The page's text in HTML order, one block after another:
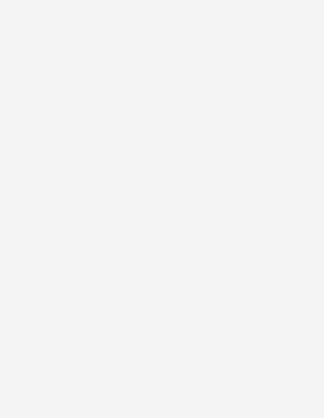
kostet rund 10 000 Euro.
Bundes reduziert sich diese Summe auf
durch die Solaranlage beträgt rund 20 %.
eines unsanierten Einfamilienhauses von
also 6000 kWh oder 420 Euro nach
Die Amortisationszeit läge bei 14
verkürzt sich dieser Zeitraum.
ergibt sich ein Mehrwert. Denn das
möglicher Wartungsvertrag fallen
einem reinen Kesseltausch. Dennoch sind
und manch Hauseigentümer schreckt
die erwähnten Fördergelder in der